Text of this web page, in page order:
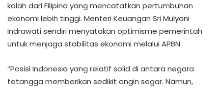
kalah dari Filipina yang mencatatkan pertumbuhan
ekonomi lebih tinggi. Menteri Keuangan Sri Mulyani
Indrawati sendiri menyatakan optimisme pemerintah
untuk menjaga stabilitas ekonomi melalui APBN.
“Posisi Indonesia yang relatif solid di antara negara
tetangga memberikan sedikit angin segar. Namun,